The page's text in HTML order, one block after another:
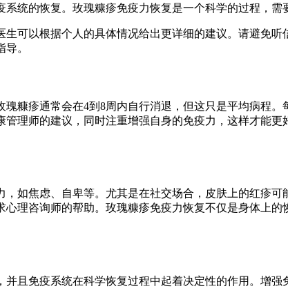
统的恢复。玫瑰糠疹免疫力恢复是一个科学的过程，需
可以根据个人的具体情况给出更详细的建议。请避免
。
糠疹通常会在4到8周内自行消退，但这只是平均病程
理师的建议，同时注重增强自身的免疫力，这样才能
如焦虑、自卑等。尤其是在社交场合，皮肤上的红疹
理咨询师的帮助。玫瑰糠疹免疫力恢复不仅是身体上
且免疫系统在科学恢复过程中起着决定性的作用。增